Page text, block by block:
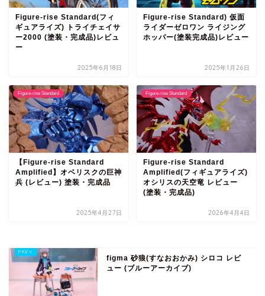
Figure-rise Standard(フィ
ギュアライズ) トライチェイサ
ー2000 (塗装・完成品)レビュ
ー
2025年6月18日
Figure-rise Standard) 仮面
ライダーゼロワン ライジング
ホッパー(塗装完成品)レビュー
2025年1月26日
Figure-rise Standard
【Figure-rise Standard
Amplified】オベリスクの巨神
兵 (レビュー) 塗装・完成品
2025年4月27日
Figure-rise Standard
Figure-rise Standard
Amplified(フィギュアライズ)
オシリスの天空竜 レビュー
(塗装・完成品)
2026年4月4日
figma 砂狼(すなおおかみ) シロコ レビ
ュー (ブルーアーカイブ)